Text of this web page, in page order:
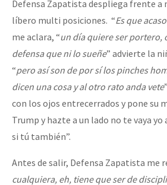
Defensa Zapatista despliega frente a
líbero multi posiciones. “Es que
me aclara, “un día quiere ser portero,
defensa que ni lo sueñe” advierte la
“pero así son de por sí los pinches
dicen una cosa y al otro rato anda vete
con los ojos entrecerrados y pone su
Trump y hazte a un lado no te vaya yo
si tú también”.
Antes de salir, Defensa Zapatista me
cualquiera, eh, tiene que ser de